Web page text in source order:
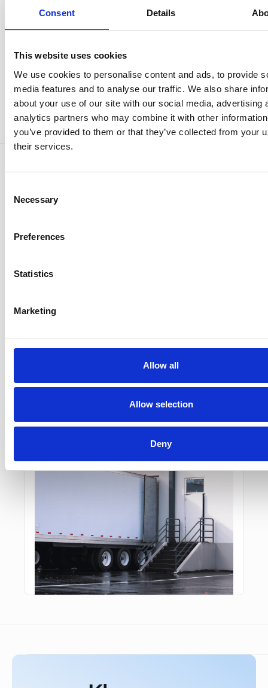
Consent Details
This website uses cookies
We use cookies to personalise content and ads, to provide
media features and to analyse our traffic. We also share
about your use of our site with our social media, advertising
analytics partners who may combine it with other
you’ve provided to them or that they’ve collected from your
their services.
Selection
Necessary
Preferences
Statistics
Marketing
Allow all
Allow selection
Deny
daarmee jouw vrijheid als
Lees verder in onze nieuwste artikelen.
Artikel
tachograaf
de nieuwe tachograaf.
Lees Meer